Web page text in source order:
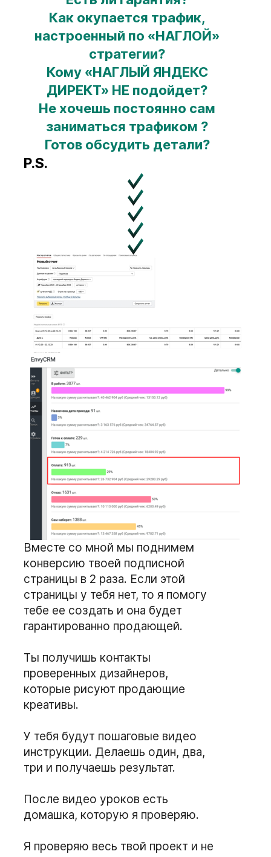
Как окупается трафик,
настроенный по «НАГЛОЙ»
стратегии?
Кому «НАГЛЫЙ ЯНДЕКС
ДИРЕКТ» НЕ подойдет?
Не хочешь постоянно сам
заниматься трафиком ?
Готов обсудить детали?
P.S.
Вместе со мной мы поднимем
конверсию твоей подписной
страницы в 2 раза. Если этой
страницы у тебя нет, то я помогу
тебе ее создать и она будет
гарантированно продающей.
Ты получишь контакты
проверенных дизайнеров,
которые рисуют продающие
креативы.
У тебя будут пошаговые видео
инструкции. Делаешь один, два,
три и получаешь результат.
После видео уроков есть
домашка, которую я проверяю.
Я проверяю весь твой проект и не